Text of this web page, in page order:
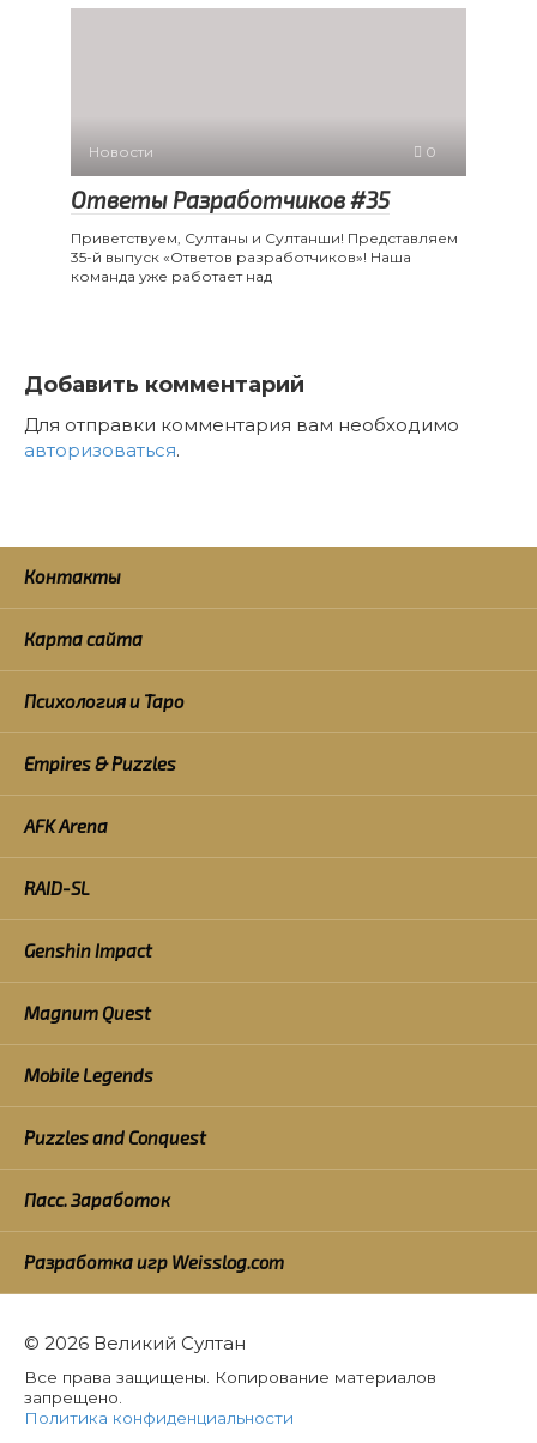
Новости 0
Ответы Разработчиков #35
Приветствуем, Султаны и Султанши! Представляем
35-й выпуск «Ответов разработчиков»! Наша
команда уже работает над
Добавить комментарий
Для отправки комментария вам необходимо
авторизоваться.
Контакты
Карта сайта
Психология и Таро
Empires & Puzzles
AFK Arena
RAID-SL
Genshin Impact
Magnum Quest
Mobile Legends
Puzzles and Conquest
Пасс. Заработок
Разработка игр Weisslog.com
© 2026 Великий Султан
Все права защищены. Копирование материалов
запрещено.
Политика конфиденциальности